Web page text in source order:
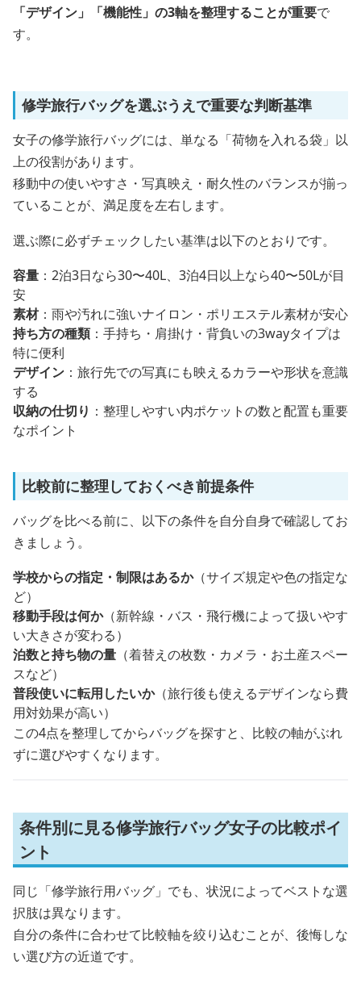
「デザイン」「機能性」の3軸を整理することが重要で
す。
修学旅行バッグを選ぶうえで重要な判断基準
女子の修学旅行バッグには、単なる「荷物を入れる袋」以
上の役割があります。
移動中の使いやすさ・写真映え・耐久性のバランスが揃っ
ていることが、満足度を左右します。
選ぶ際に必ずチェックしたい基準は以下のとおりです。
容量 ：2泊3日なら30〜40L、3泊4日以上なら40〜50Lが目
安
素材：雨や汚れに強いナイロン・ポリエステル素材が安心
持ち方の種類：手持ち・肩掛け・背負いの3wayタイプは
特に便利
デザイン ：旅行先での写真にも映えるカラーや形状を意識
する
収納の仕切り ：整理しやすい内ポケットの数と配置も重要
なポイント
比較前に整理しておくべき前提条件
バッグを比べる前に、以下の条件を自分自身で確認してお
きましょう。
学校からの指定・制限はあるか（サイズ規定や色の指定な
ど）
移動手段は何か（新幹線・バス・飛行機によって扱いやす
い大きさが変わる）
泊数と持ち物の量 （着替えの枚数・カメラ・お土産スペー
スなど）
普段使いに転用したいか（旅行後も使えるデザインなら費
用対効果が高い）
この4点を整理してからバッグを探すと、比較の軸がぶれ
ずに選びやすくなります。
条件別に見る修学旅行バッグ女子の比較ポイ
ント
同じ「修学旅行用バッグ」でも、状況によってベストな選
択肢は異なります。
自分の条件に合わせて比較軸を絞り込むことが、後悔しな
い選び方の近道です。